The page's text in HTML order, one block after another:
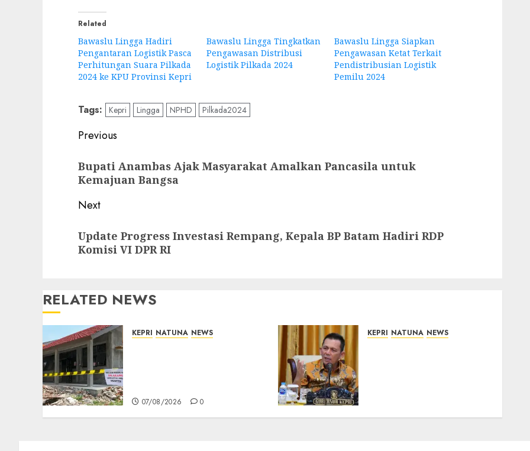
Related
Bawaslu Lingga Hadiri
Pengantaran Logistik Pasca
Perhitungan Suara Pilkada
2024 ke KPU Provinsi Kepri
Bawaslu Lingga Tingkatkan
Pengawasan Distribusi
Logistik Pilkada 2024
Bawaslu Lingga Siapkan
Pengawasan Ketat Terkait
Pendistribusian Logistik
Pemilu 2024
Tags: Kepri Lingga NPHD Pilkada2024
Post
navigation
Previous
post:
Bupati Anambas Ajak Masyarakat Amalkan Pancasila untuk
Kemajuan Bangsa
Next
post:
Update Progress Investasi Rempang, Kepala BP Batam Hadiri RDP
Komisi VI DPR RI
RELATED NEWS
KEPRI NATUNA NEWS
07/08/2026 0
KEPRI NATUNA NEWS
07/08/2026 0